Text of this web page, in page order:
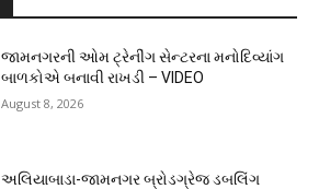
જામનગરની ઓમ ટ્રેનીંગ સેન્ટરના મનોદિવ્યાંગ
બાળકોએ બનાવી રાખડી – VIDEO
August 8, 2026
અલિયાબાડા-જામનગર બ્રોડગ્રેજ ડબલિંગ